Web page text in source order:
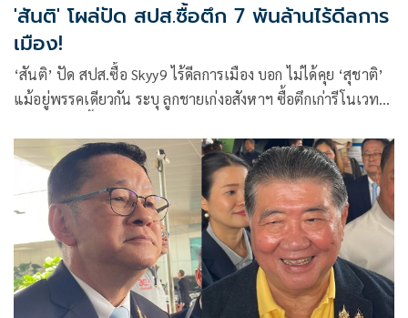
'สันติ' โผล่ปัด สปส.ซื้อตึก 7 พันล้านไร้ดีลการ
เมือง!
‘สันติ’ ปัด สปส.ซื้อ Skyy9 ไร้ดีลการเมือง บอก ไม่ได้คุย ‘สุชาติ’
แม้อยู่พรรคเดียวกัน ระบุ ลูกชายเก่งอสังหาฯ ซื้อตึกเก่ารีโนเวท
ทวีสิทธิ์’ ไม่เกี่ยวเรื่องนี้